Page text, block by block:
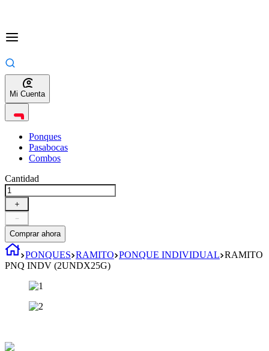
Mi Cuenta
Ponques
Pasabocas
Combos
Cantidad
＋
－
Comprar ahora
PONQUES RAMITO PONQUE INDIVIDUAL RAMITO
PNQ INDV (2UNDX25G)